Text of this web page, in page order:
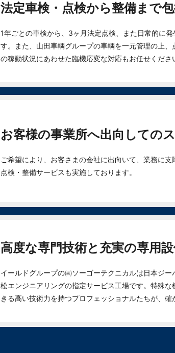
法定車検・点検から整備まで
1年ごとの車検から、3ヶ月法定点検、また日常的に
す。また、山田車輌グループの車輌を一元管理の上
の稼動状況にあわせた臨機応変な対応もお任せくださ
お客様の事業所へ出向しての
ご希望により、お客さまの会社に出向いて、業務に
点検・整備サービスも実施しております。
高度な専門技術と充実の専用
イールドグループの㈱ソーゴーテクニカルは日本ジ
松エンジニアリングの指定サービス工場です。特殊
きる高い技術力を持つプロフェッショナルたちが、